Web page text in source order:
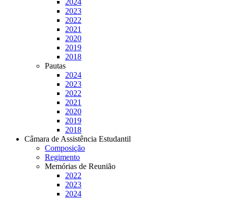
2024
2023
2022
2021
2020
2019
2018
Pautas
2024
2023
2022
2021
2020
2019
2018
Câmara de Assistência Estudantil
Composição
Regimento
Memórias de Reunião
2022
2023
2024